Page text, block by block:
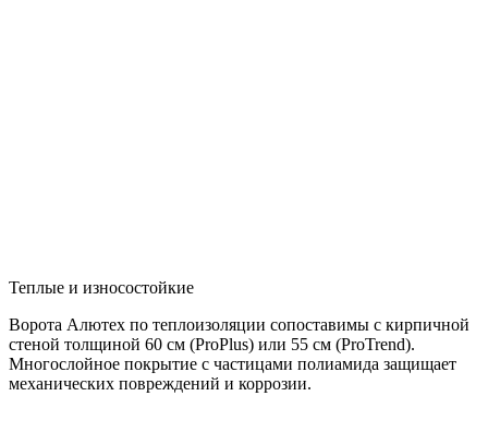
Теплые и износостойкие
Ворота Алютех по теплоизоляции сопоставимы с кирпичной
стеной толщиной 60 см (ProPlus) или 55 см (ProTrend).
Многослойное покрытие с частицами полиамида защищает
механических повреждений и коррозии.